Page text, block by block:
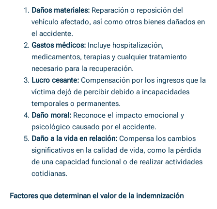
Daños materiales: Reparación o reposición del
vehículo afectado, así como otros bienes dañados en
el accidente.
Gastos médicos: Incluye hospitalización,
medicamentos, terapias y cualquier tratamiento
necesario para la recuperación.
Lucro cesante: Compensación por los ingresos que la
víctima dejó de percibir debido a incapacidades
temporales o permanentes.
Daño moral: Reconoce el impacto emocional y
psicológico causado por el accidente.
Daño a la vida en relación: Compensa los cambios
significativos en la calidad de vida, como la pérdida
de una capacidad funcional o de realizar actividades
cotidianas.
Factores que determinan el valor de la indemnización